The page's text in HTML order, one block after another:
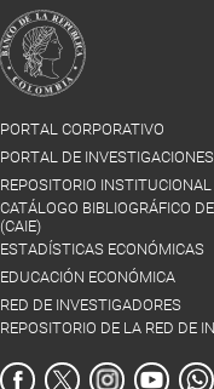
PORTAL CORPORATIVO
PORTAL DE
REPOSITORIO INSTITUCIONAL
CATÁLOGO BIBLIOGRÁFICO
(CAIE)
ESTADÍSTICAS ECONÓMICAS
EDUCACIÓN ECONÓMICA
RED DE INVESTIGADORES
REPOSITORIO DE LA RED DE